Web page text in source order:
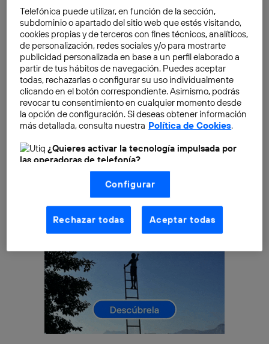
Numerosos estudios alertan delpeligro de desechar
los plásticosde manera tan despreocupada como
ocurre en muchos países. O de trasladar toneladas de
estos desechos a territorios conescasas políticas de
reciclado, procesamientoo recuperación de esos
mismos desechos. En el caso del plástico, tarda
mucho tiempo en degradarse completamente.
Telefónica puede utilizar, en función de la sección,
subdominio o apartado del sitio web que estés visitando,
cookies propias y de terceros con fines técnicos, analíticos,
de personalización, redes sociales y/o para mostrarte
publicidad personalizada en base a un perfil elaborado a
partir de tus hábitos de navegación. Puedes aceptar
todas, rechazarlas o configurar su uso individualmente
clicando en el botón correspondiente. Asimismo, podrás
revocar tu consentimiento en cualquier momento desde
la opción de configuración. Si deseas obtener información
más detallada, consulta nuestra Política de Cookies.
¿Quieres activar la tecnología impulsada por
las operadoras de telefonía?
Nosotros, Telefónica S.A., utilizamos la tecnología Utiq para
realizar nuestras acciones de marketing digital o análisis
(como se describe en este aviso de consentimiento)
basadas en tu navegación en nuestra(s) web(s)
aquí(solo cuando utilizas una conexión a
internet habilitada , proporcionada por una de las
operadoras de telefonía participantes, y otorgas tu
La tecnología Utiq está diseñada con la privacidad como
prioridad ofreciéndote elección y control.
La tecnología utiliza un identificador cifrado creado por tu
operadora de telefonía, utilizando tu dirección IP y otra
información de la cuenta de cliente de
telecomunicaciones vinculada a la conexión que utilizas
(p. ej., número de teléfono móvil).
Configurar
Rechazar todas Aceptar todas